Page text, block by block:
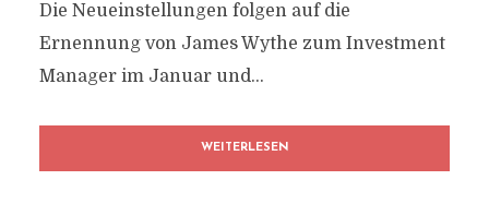
Die Neueinstellungen folgen auf die
Ernennung von James Wythe zum Investment
Manager im Januar und...
WEITERLESEN